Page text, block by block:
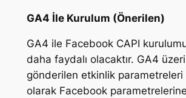
GA4 İle Kurulum (Önerilen)
GA4 ile Facebook CAPI
daha faydalı olacaktır. GA4
gönderilen etkinlik
olarak Facebook parametrelerine